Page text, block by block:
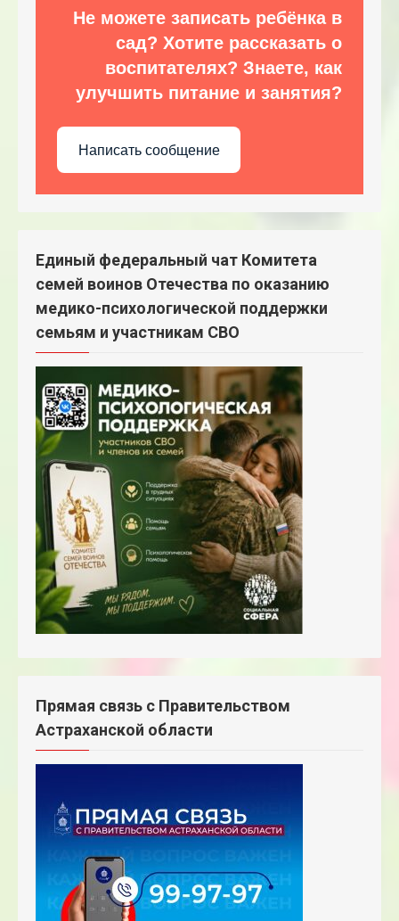
Не можете записать ребёнка в
сад? Хотите рассказать о
воспитателях? Знаете, как
улучшить питание и занятия?
Написать сообщение
Единый федеральный чат Комитета
семей воинов Отечества по оказанию
медико-психологической поддержки
семьям и участникам СВО
Прямая связь с Правительством
Астраханской области